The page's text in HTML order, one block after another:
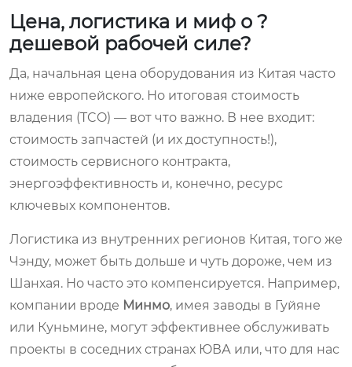
Цена, логистика и миф о ?
дешевой рабочей силе?
Да, начальная цена оборудования из Китая часто
ниже европейского. Но итоговая стоимость
владения (TCO) — вот что важно. В нее входит:
стоимость запчастей (и их доступность!),
стоимость сервисного контракта,
энергоэффективность и, конечно, ресурс
ключевых компонентов.
Логистика из внутренних регионов Китая, того же
Чэнду, может быть дольше и чуть дороже, чем из
Шанхая. Но часто это компенсируется. Например,
компании вроде Минмо, имея заводы в Гуйяне
или Куньмине, могут эффективнее обслуживать
проекты в соседних странах ЮВА или, что для нас